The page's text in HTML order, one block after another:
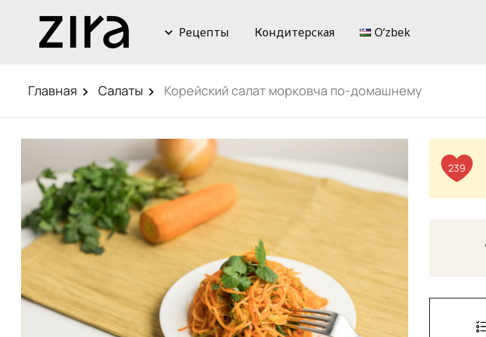
Рецепты Кондитерская Oʻzbek
Главная Салаты Корейский салат морковча по-домашнему
239